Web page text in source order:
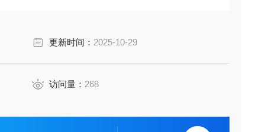
更新时间： 2025-10-29
访问量： 268